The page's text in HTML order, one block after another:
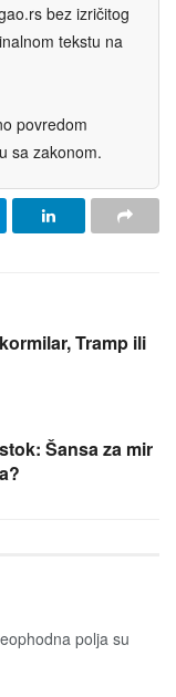
bez izričitog
tekstu na
povredom
sa zakonom.
Tramp ili
Šansa za mir
polja su